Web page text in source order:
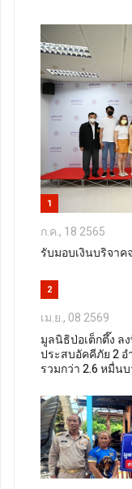
1
ก.ค., 18 2565
รับมอบเงินบริจาค
2
เม.ย., 08 2569
มูลนิธิป่อเต็กตึ๊ง ล
ประสบอัคคีภัย 2 อ
รวมกว่า 2.6 หมื่น